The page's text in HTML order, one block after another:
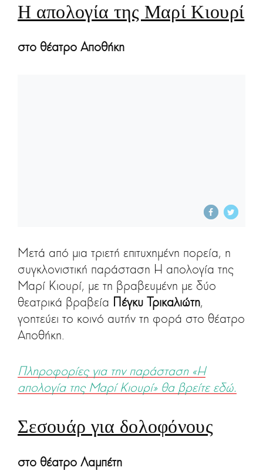
Η απολογία της Μαρί Κιουρί
στο θέατρο Αποθήκη
Μετά από μια τριετή επιτυχημένη πορεία, η
συγκλονιστική παράσταση Η απολογία της
Μαρί Κιουρί, με τη βραβευμένη με δύο
θεατρικά βραβεία Πέγκυ Τρικαλιώτη,
γοητεύει το κοινό αυτήν τη φορά στο θέατρο
Αποθήκη.
Πληροφορίες για την παράσταση «Η
απολογία της Μαρί Κιουρί» θα βρείτε εδώ.
Σεσουάρ για δολοφόνους
στο θέατρο Λαμπέτη